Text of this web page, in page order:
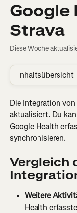
Google
Strava
Diese Woche
Inhaltsübersicht
Die Integration
aktualisiert. Du
Google Health
synchronisieren.
Vergleich
Weitere
Health